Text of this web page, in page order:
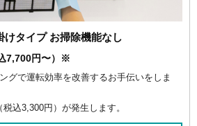
けタイプ お掃除機能なし
7,700円〜）※
グで運転効率を改善するお手伝いをしま
込3,300円）が発生します。